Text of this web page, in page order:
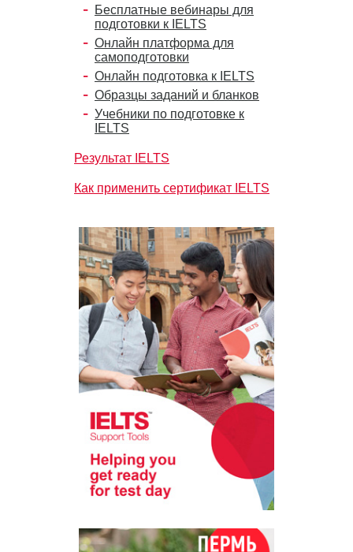
Бесплатные вебинары для
подготовки к IELTS
Онлайн платформа для
самоподготовки
Онлайн подготовка к IELTS
Образцы заданий и бланков
Учебники по подготовке к
IELTS
Результат IELTS
Как применить сертификат IELTS